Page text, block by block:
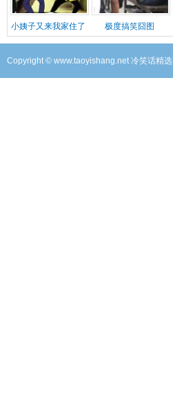
小姨子又来我家住了 极度搞笑囧图
Copyright © www.taoyishang.net冷笑话精选